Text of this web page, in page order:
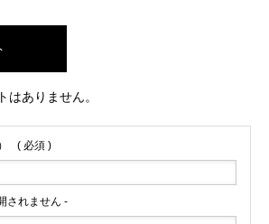
はありません。
( 必須 )
されません -